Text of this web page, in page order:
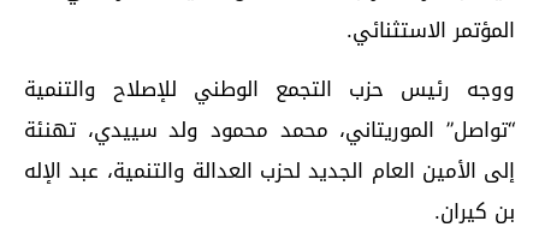
المؤتمر الاستثنائي.
ووجه رئيس حزب التجمع الوطني للإصلاح والتنمية
“تواصل” الموريتاني، محمد محمود ولد سييدي، تهنئة
إلى الأمين العام الجديد لحزب العدالة والتنمية، عبد الإله
بن كيران.